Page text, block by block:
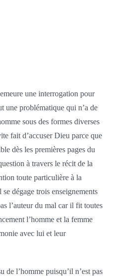
une interrogation pour
une problématique qui n’a de
sous des formes diverses
fait d’accuser Dieu parce que
dès les premières pages du
à travers le récit de la
toute particulière à la
dégage trois enseignements
l’auteur du mal car il fit toutes
l’homme et la femme
avec lui et leur
de l’homme puisqu’il n’est pas